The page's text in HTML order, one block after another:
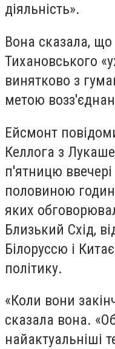
діяльність».
Вона сказала,
Тихановського
винятково з
метою
Ейсмонт
Келлога з
п'ятницю ввечері
половиною
яких
Близький Схід,
Білоруссю і
політику.
«Коли вони
сказала вона.
найактуальніші